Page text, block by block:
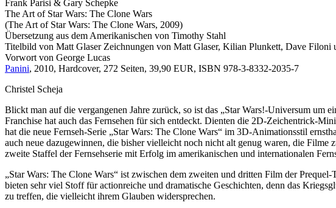
Frank Parisi & Gary Schepke
The Art of Star Wars: The Clone Wars
(The Art of Star Wars: The Clone Wars, 2009)
Übersetzung aus dem Amerikanischen von Timothy Stahl
Titelbild von Matt Glaser Zeichnungen von Matt Glaser, Kilian Plunkett, Dave Filoni
Vorwort von George Lucas
Panini, 2010, Hardcover, 272 Seiten, 39,90 EUR, ISBN 978-3-8332-2035-7
Christel Scheja
Blickt man auf die vergangenen Jahre zurück, so ist das „Star Wars!-Universum
Franchise hat auch das Fernsehen für sich entdeckt. Dienten die 2D-Zeichentrick-
hat die neue Fernseh-Serie „Star Wars: The Clone Wars“ im 3D-Animationsstil
auch neue dazugewinnen, die bisher vielleicht noch nicht alt genug waren, die
zweite Staffel der Fernsehserie mit Erfolg im amerikanischen und internationalen
„Star Wars: The Clone Wars“ ist zwischen dem zweiten und dritten Film der
bieten sehr viel Stoff für actionreiche und dramatische Geschichten, denn das
zu treffen, die vielleicht ihrem Glauben widersprechen.